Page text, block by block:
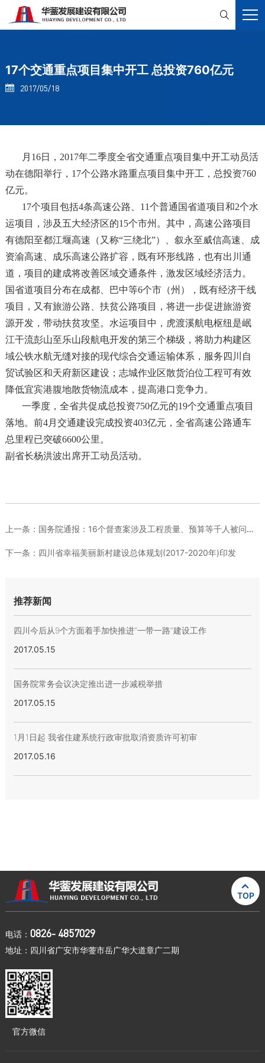

17个交通重点项目集中开工 总投资760亿元
 2017/05/18
月16日，2017年二季度全省交通重点项目集中开工动员活
动在德阳举行，17个公路水路重点项目集中开工，总投资760
亿元。
17个项目包括4条高速公路、11个普通国省道项目和2个水
运项目，涉及五大经济区的15个市州。其中，高速公路项目
有德阳至都江堰高速（又称“三绕北”）、叙永至威信高速、成
资渝高速、成乐高速公路扩容，既有环形线路，也有出川通
道，项目的建成将改善区域交通条件，激发区域经济活力。
国省道项目分布在成都、巴中等6个市（州），既有经济干线
项目，又有旅游公路、扶贫公路项目，将进一步促进旅游资
源开发，带动扶贫攻坚。水运项目中，虎渡溪航电枢纽是岷
江干流彭山至乐山段航电开发的第三个梯级，将助力构建区
域公铁水航无缝对接的现代综合交通运输体系，服务四川自
贸试验区和天府新区建设；志城作业区散货泊位工程可有效
降低宜宾港腹地散货物流成本，提高港口竞争力。
一季度，全省共促成总投资750亿元的19个交通重点项目
落地。前4月交通建设完成投资403亿元，全省高速公路通车
总里程已突破6600公里。
副省长杨洪波出席开工动员活动。
上一条： 国务院通报：16个督查案涉及工程质量、预算等千人被问责处理
下一条： 四川省幸福美丽新村建设总体规划(2017-2020年)印发
推荐新闻
四川今后从9个方面着手加快推进“一带一路”建设工作
2017.05.15
国务院常务会议决定推出进一步减税举措
2017.05.15
1月1日起 我省住建系统行政审批取消资质许可初审
2017.05.16

TOP
电话： 0826- 4857029
地址：四川省广安市华蓥市岳广华大道章广二期
官方微信